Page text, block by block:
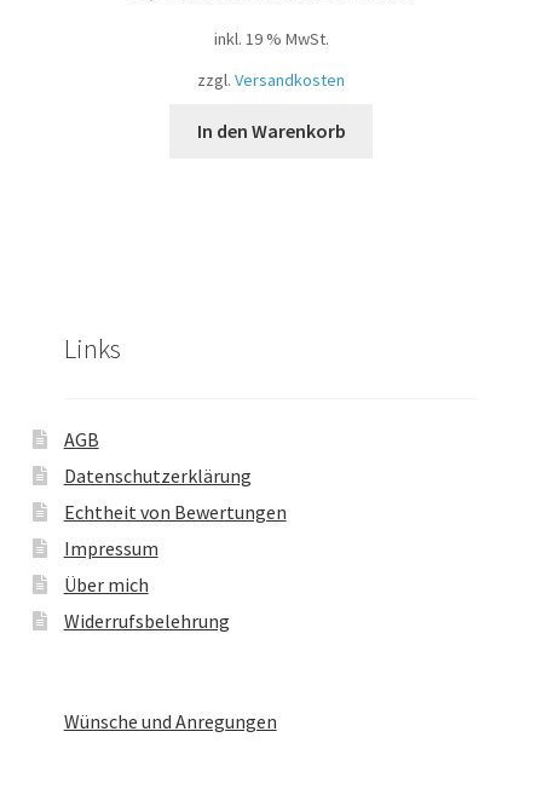
inkl. 19 % MwSt.
zzgl. Versandkosten
In den Warenkorb
Links
AGB
Datenschutzerklärung
Echtheit von Bewertungen
Impressum
Über mich
Widerrufsbelehrung
Wünsche und Anregungen